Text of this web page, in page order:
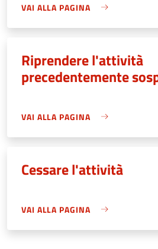
VAI ALLA PAGINA
Riprendere l'attività
precedentemente
VAI ALLA PAGINA
Cessare l'attività
VAI ALLA PAGINA